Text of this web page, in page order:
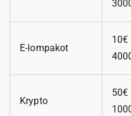
E-lompakot
10€
Krypto
50€